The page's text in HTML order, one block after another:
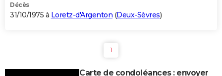
Décès
31/10/1975 à Loretz-d'Argenton (Deux-Sèvres)
1
Carte de condoléances : envoyer